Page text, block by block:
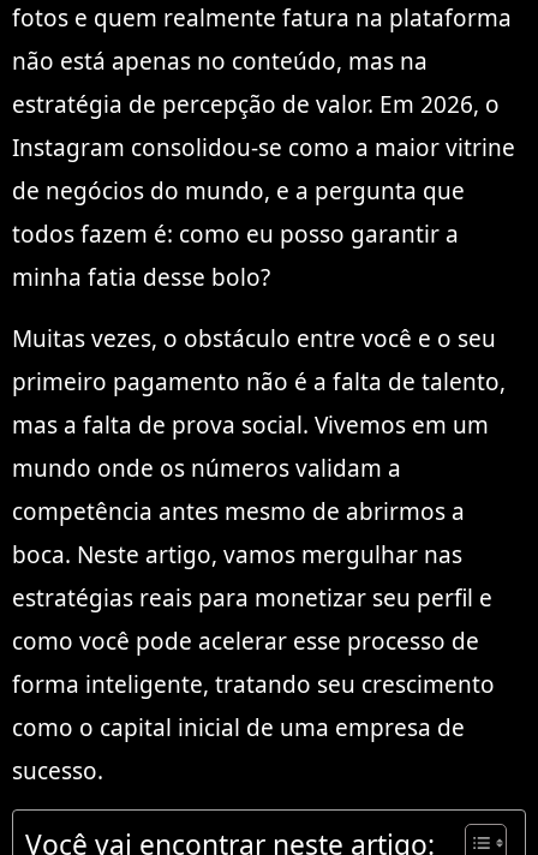
fotos e quem realmente fatura na plataforma
não está apenas no conteúdo, mas na
estratégia de percepção de valor. Em 2026, o
Instagram consolidou-se como a maior vitrine
de negócios do mundo, e a pergunta que
todos fazem é: como eu posso garantir a
minha fatia desse bolo?
Muitas vezes, o obstáculo entre você e o seu
primeiro pagamento não é a falta de talento,
mas a falta de prova social. Vivemos em um
mundo onde os números validam a
competência antes mesmo de abrirmos a
boca. Neste artigo, vamos mergulhar nas
estratégias reais para monetizar seu perfil e
como você pode acelerar esse processo de
forma inteligente, tratando seu crescimento
como o capital inicial de uma empresa de
sucesso.
Você vai encontrar neste artigo: